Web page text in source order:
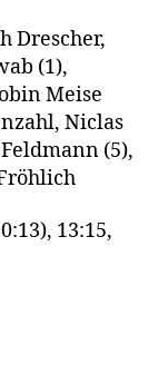
Drescher,
(1),
Meise
Niclas
(5),
13:15,